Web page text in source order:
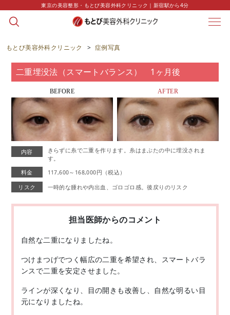
東京の美容整形・もとび美容外科クリニック｜新宿駅から4分
CASE
症例写真
もとび美容外科クリニック > 症例写真
二重埋没法（スマートバランス） 1ヶ月後
BEFORE AFTER
内容
きらずに糸で二重を作ります。糸はまぶたの中に埋没されま
す。
料金
117,600～168,000円（税込）
リスク 一時的な腫れや内出血、ゴロゴロ感。後戻りのリスク
担当医師からのコメント
自然な二重になりましたね。
つけまつげでつく幅広の二重を希望され、スマートバラ
ンスで二重を安定させました。
ラインが深くなり、目の開きも改善し、自然な明るい目
元になりましたね。